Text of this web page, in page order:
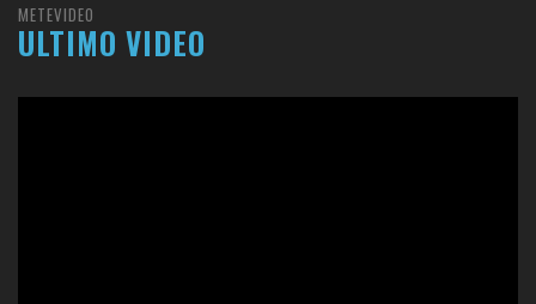
METEVIDEO
ULTIMO VIDEO